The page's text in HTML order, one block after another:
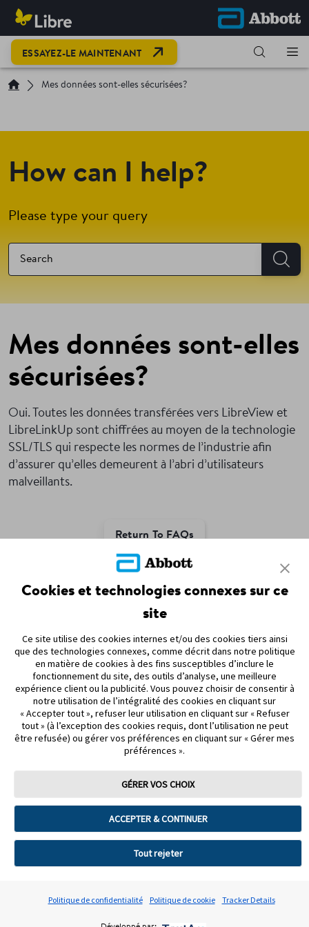
ESSAYEZ-LE MAINTENANT OPEN LINK IN NEW TAB
Mes données sont-elles sécurisées?
How can I help?
Please type your query
Mes données sont-elles
sécurisées?
Oui. Toutes les données transférées vers LibreView et
LibreLinkUp sont chiffrées au moyen de la technologie
SSL/TLS qui respecte les normes de l’industrie afin
d’assurer qu’elles demeurent à l’abri d’utilisateurs
malveillants.
Return To FAQs
PARTENARIATS
PLAN DU SITE
AVIS DE NON-RESPONSABILITÉ ET RÉFÉRENCES
NOUS JOINDRE
Modalités d’utilisation Politique de confidentialité
Préférences de cookies
d’Abbott.
Cookies et technologies connexes sur ce
site
Ce site utilise des cookies internes et/ou des cookies tiers ainsi
que des technologies connexes, comme décrit dans notre politique
en matière de cookies à des fins susceptibles d’inclure le
fonctionnement du site, des outils d’analyse, une meilleure
expérience client ou la publicité. Vous pouvez choisir de consentir à
notre utilisation de l’intégralité des cookies en cliquant sur
« Accepter tout », refuser leur utilisation en cliquant sur « Refuser
tout » (à l’exception des cookies requis, dont l’utilisation ne peut
être refusée) ou gérer vos préférences en cliquant sur « Gérer mes
préférences ».
GÉRER VOS CHOIX
ACCEPTER & CONTINUER
Tout rejeter
Politique de confidentialité Politique de cookie Tracker Details